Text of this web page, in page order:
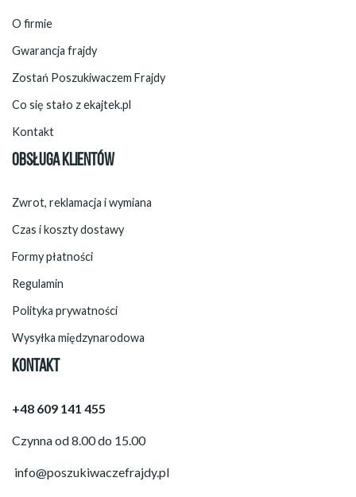
O firmie
Gwarancja frajdy
Zostań Poszukiwaczem Frajdy
Co się stało z ekajtek.pl
Kontakt
OBSŁUGA KLIENTÓW
Zwrot, reklamacja i wymiana
Czas i koszty dostawy
Formy płatności
Regulamin
Polityka prywatności
Wysyłka międzynarodowa
KONTAKT
+48 609 141 455
Czynna od 8.00 do 15.00
info@poszukiwaczefrajdy.pl